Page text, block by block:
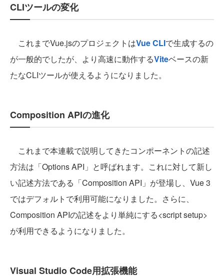
CLIツールの変化
これまでVue.jsのプロジェクトはVue CLIで生成するの
が一般的でしたが、より高速に動作するViteベースの新
たなCLIツールが使えるようになりました。
Composition APIの進化
これまで本連載で説明してきたコンポーネントの記述
方法は「Options API」と呼ばれます。これに対して新し
い記述方法である「Composition API」が登場し、Vue 3
ではデフォルトで利用可能になりました。さらに、
Composition APIの記述をより単純にする<script setup>
が利用できるようになりました。
Visual Studio Code用拡張機能